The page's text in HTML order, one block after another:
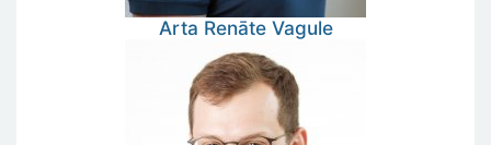
Arta Renāte Vagule